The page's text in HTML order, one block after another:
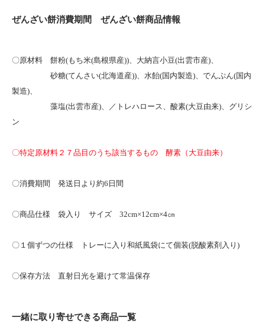
ぜんざい餅消費期間 ぜんざい餅商品情報
〇原材料 餅粉(もち米(島根県産))、大納言小豆(出雲市産)、
砂糖(てんさい(北海道産))、水飴(国内製造)、でんぷん(国内
製造)、
藻塩(出雲市産)、／トレハロース、酸素(大豆由来)、グリシ
ン
〇特定原材料２７品目のうち該当するもの 酵素（大豆由来）
〇消費期間 発送日より約6日間
〇商品仕様 袋入り サイズ 32cm×12cm×4㎝
〇１個ずつの仕様 トレーに入り和紙風袋にて個装(脱酸素剤入り)
〇保存方法 直射日光を避けて常温保存
一緒に取り寄せできる商品一覧